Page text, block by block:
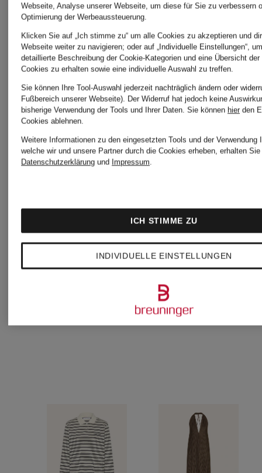
Zertifiziert
SAMSØE
SAMSØE
Kleid
SASUSY
109,99 €
Bestpreis:
153 €
Ursprünglich:
SAMSØE
Kleid
SAUMI
180 €
Webseite, Analyse unserer Webseite, um diese für Sie zu verbessern
Optimierung der Werbeaussteuerung.
Klicken Sie auf „Ich stimme zu“ um alle Cookies zu akzeptieren und
Webseite weiter zu navigieren; oder auf „Individuelle Einstellungen“,
detaillierte Beschreibung der Cookie-Kategorien und eine Übersicht
Cookies zu erhalten sowie eine individuelle Auswahl zu treffen.
Sie können Ihre Tool-Auswahl jederzeit nachträglich ändern oder
Fußbereich unserer Webseite). Der Widerruf hat jedoch keine
bisherige Verwendung der Tools und Ihrer Daten. Sie können hier den
Cookies ablehnen.
Weitere Informationen zu den eingesetzten Tools und der Verwendung
welche wir und unsere Partner durch die Cookies erheben, erhalten
Datenschutzerklärung und Impressum.
INDIVIDUELLE EINSTELLUNGEN
ICH STIMME ZU